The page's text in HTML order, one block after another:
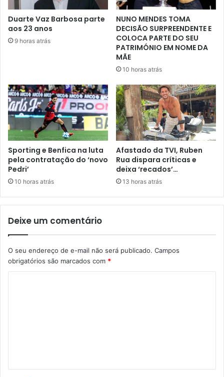
Duarte Vaz Barbosa parte
aos 23 anos
9 horas atrás
NUNO MENDES TOMA
DECISÃO SURPREENDENTE E
COLOCA PARTE DO SEU
PATRIMÓNIO EM NOME DA
MÃE
10 horas atrás
Sporting e Benfica na luta
pela contratação do ‘novo
Pedri’
10 horas atrás
Afastado da TVI, Ruben
Rua dispara críticas e
deixa ‘recados’…
13 horas atrás
Deixe um comentário
O seu endereço de e-mail não será publicado. Campos
obrigatórios são marcados com *
á